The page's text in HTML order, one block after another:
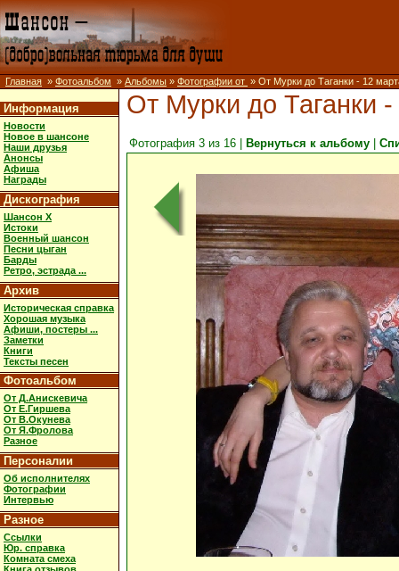
Главная » Фотоальбом » Альбомы » Фотографии от » От Мурки до Таганки - 12
Информация
Новости
Новое в шансоне
Наши друзья
Анонсы
Афиша
Награды
Дискография
Шансон X
Истоки
Военный шансон
Песни цыган
Барды
Ретро, эстрада ...
Архив
Историческая справка
Хорошая музыка
Афиши, постеры ...
Заметки
Книги
Тексты песен
Фотоальбом
От Д.Анискевича
От Е.Гиршева
От В.Окунева
От Я.Фролова
Разное
Персоналии
Об исполнителях
Фотографии
Интервью
Разное
Ссылки
Юр. справка
Комната смеха
От Мурки до Таганки -
Фотография 3 из 16 | Вернуться к альбому